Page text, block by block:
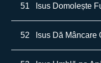
51 Isus Domolește
52 Isus Dă Mâncare